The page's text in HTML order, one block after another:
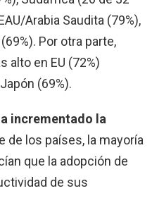
Arabia Saudita (79%),
Por otra parte,
alto en EU (72%)
(69%).
incrementado la
de los países, la mayoría
que la adopción de
de sus